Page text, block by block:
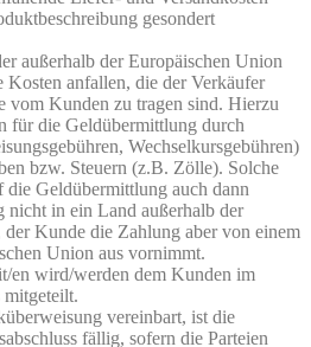
gesondert
außerhalb der Europäischen Union
anfallen, die der Verkäufer
vom Kunden zu tragen sind. Hierzu
für die Geldübermittlung durch
Wechselkursgebühren)
bzw. Steuern (z.B. Zölle). Solche
Geldübermittlung auch dann
in ein Land außerhalb der
Kunde die Zahlung aber von einem
Union aus vornimmt.
en wird/werden dem Kunden im
mitgeteilt.
vereinbart, ist die
fällig, sofern die Parteien